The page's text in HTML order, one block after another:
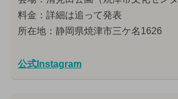
料金：詳細は追って発表
所在地：静岡県焼津市三ケ名1626
公式Instagram